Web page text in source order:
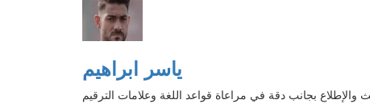
ياسر ابراهيم
بجانب دقة في مراعاة قواعد اللغة وعلامات الترقيم